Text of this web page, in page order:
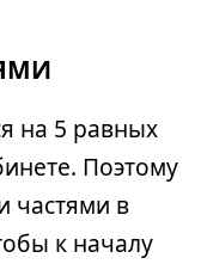
на 5 равных
Поэтому
частями в
к началу